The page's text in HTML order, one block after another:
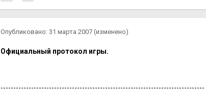
Опубликовано: 31 марта 2007 (изменено)
Официальный протокол игры.
--------------------------------------------------------------------------------